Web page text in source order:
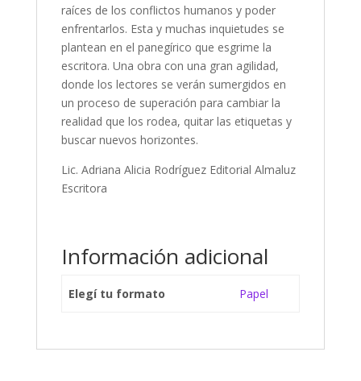
raíces de los conflictos humanos y poder
enfrentarlos. Esta y muchas inquietudes se
plantean en el panegírico que esgrime la
escritora. Una obra con una gran agilidad,
donde los lectores se verán sumergidos en
un proceso de superación para cambiar la
realidad que los rodea, quitar las etiquetas y
buscar nuevos horizontes.
Lic. Adriana Alicia Rodríguez Editorial Almaluz
Escritora
Información adicional
Elegí tu formato Papel